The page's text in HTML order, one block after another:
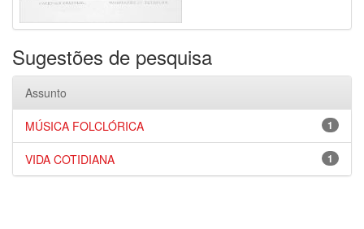
Sugestões de pesquisa
Assunto
1
MÚSICA FOLCLÓRICA
1
VIDA COTIDIANA